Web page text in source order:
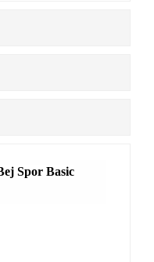
Spor Basic